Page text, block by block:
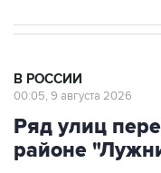
В РОССИИ
00:05, 9 августа 2026
Ряд улиц
районе